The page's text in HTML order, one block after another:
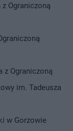
Ograniczoną
z Ograniczoną
im. Tadeusza
w Gorzowie